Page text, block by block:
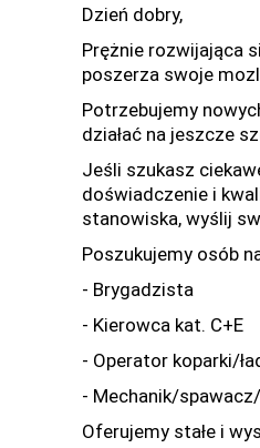
Dzień dobry,
Prężnie rozwijająca
poszerza swoje
Potrzebujemy
działać na jeszcze
Jeśli szukasz
doświadczenie i
stanowiska, wyślij
Poszukujemy osób
- Brygadzista
- Kierowca kat. C+E
- Operator koparki/
- Mechanik/
Oferujemy stałe i